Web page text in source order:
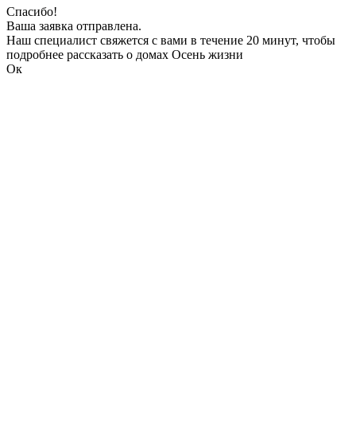
Спасибо!
Ваша заявка отправлена.
Наш специалист свяжется с вами в течение 20 минут, чтобы
подробнее рассказать о домах Осень жизни
Ок